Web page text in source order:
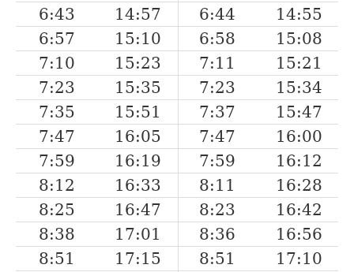
6:43
14:57 6:44
14:55
6:57
15:10 6:58
15:08
7:10
15:23 7:11
15:21
7:23
15:35 7:23
15:34
7:35
15:51 7:37
15:47
7:47
16:05 7:47
16:00
7:59
16:19 7:59
16:12
8:12
16:33 8:11
16:28
8:25
16:47 8:23
16:42
8:38
17:01 8:36
16:56
8:51
17:15 8:51
17:10